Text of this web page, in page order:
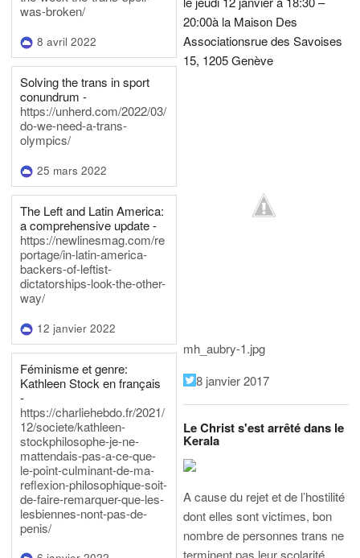
was-broken/
8 avril 2022
Solving the trans in sport
conundrum -
https://unherd.com/2022/03/
do-we-need-a-trans-
olympics/
25 mars 2022
The Left and Latin America:
a comprehensive update -
https://newlinesmag.com/re
portage/in-latin-america-
backers-of-leftist-
dictatorships-look-the-other-
way/
12 janvier 2022
Féminisme et genre:
Kathleen Stock en français
-
https://charliehebdo.fr/2021/
12/societe/kathleen-
stockphilosophe-je-ne-
mattendais-pas-a-ce-que-
le-point-culminant-de-ma-
reflexion-philosophique-soit-
de-faire-remarquer-que-les-
lesbiennes-nont-pas-de-
penis/
20:00à la Maison Des
Associationsrue des Savoises
15, 1205 Genève
mh_aubry-1.jpg
8 janvier 2017
Le Christ s'est arrêté dans le
Kerala
A cause du rejet et de l’hostilité
dont elles sont victimes, bon
nombre de personnes trans ne
terminent pas leur scolarité.